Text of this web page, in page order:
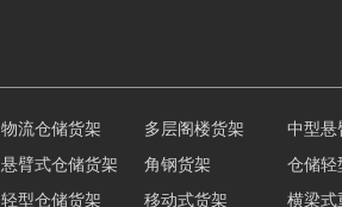
悬臂式仓储货架 角钢货架
仓储轻
轻型仓储货架 移动式货架
横梁